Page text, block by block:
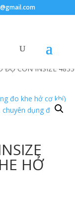
Chính Xác Insize
Dưỡng kiểm ren chức
ĐỘ CÔN INSIZE 4833
HỞ